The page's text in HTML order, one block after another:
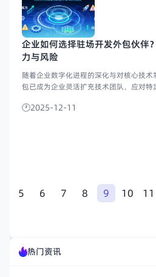
企业如何选择驻场开发外包伙伴
力与风险
随着企业数字化进程的深化与对核心技
包已成为企业灵活扩充技术团队、应对特
2025-12-11
5 6 7 8 9 10 11
热门资讯